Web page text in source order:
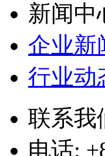
新闻中
企业新
行业动
联系我
电话: